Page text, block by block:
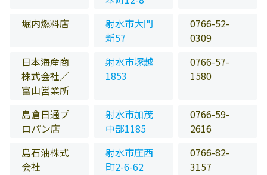
堀内燃料店
射水市大門
新57
0766-52-
0309
日本海産商
株式会社／
富山営業所
射水市塚越
1853
0766-57-
1580
島倉日通プ
ロパン店
射水市加茂
中部1185
0766-59-
2616
島石油株式
会社
射水市庄西
町2-6-62
0766-82-
3157